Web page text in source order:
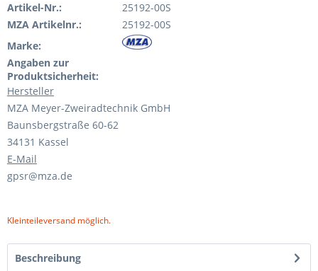
Artikel-Nr.:
25192-00S
MZA Artikelnr.:
25192-00S
Marke:
Angaben zur
Produktsicherheit:
Hersteller
MZA Meyer-Zweiradtechnik GmbH
Baunsbergstraße 60-62
34131 Kassel
E-Mail
gpsr@mza.de
Kleinteileversand möglich.
Beschreibung